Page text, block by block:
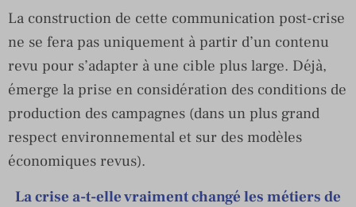
La construction de cette communication post-crise
ne se fera pas uniquement à partir d’un contenu
revu pour s’adapter à une cible plus large. Déjà,
émerge la prise en considération des conditions de
production des campagnes (dans un plus grand
respect environnemental et sur des modèles
économiques revus).
La crise a-t-elle vraiment changé les métiers de